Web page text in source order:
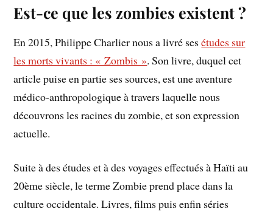
Est-ce que les zombies existent ?
En 2015, Philippe Charlier nous a livré sesétudes sur
les morts vivants : « Zombis ». Son livre, duquel cet
article puise en partie ses sources, est une aventure
médico-anthropologique à travers laquelle nous
découvrons les racines du zombie, et son expression
actuelle.
Suite à des études et à des voyages effectués à Haïti au
20ème siècle, le terme Zombie prend place dans la
culture occidentale. Livres, films puis enfin séries